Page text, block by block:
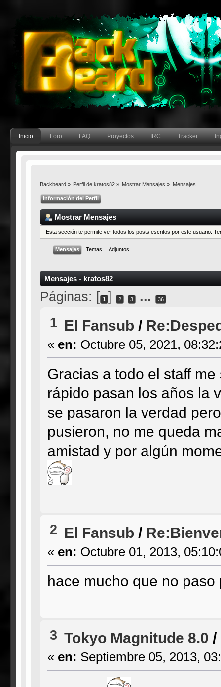
Inicio Foro FAQ Proyectos IRC Tracker
Backbeard» Perfil de kratos82» Mostrar Mensajes » Mensajes
Información del Perfil
Mostrar Mensajes
Esta sección te permite ver todos los posts escritos por este usuario.
Mensajes Temas Adjuntos
Mensajes - kratos82
Páginas: [ 1 ] 2 3 ... 36
1 El Fansub /
« en: Octubre 05, 2021,
Gracias a todo el staff
rápido pasan los años la
se pasaron la verdad
pusieron, no me queda
amistad y por algún
2 El Fansub /
« en: Octubre 01, 2013,
hace mucho que no
3 Tokyo Magnitude 8.0 /
« en: Septiembre 05, 2013,